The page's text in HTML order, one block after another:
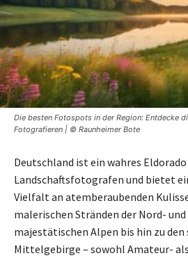
Die besten Fotospots in der Region: Entdecke
Fotografieren | © Raunheimer Bote
Deutschland ist ein wahres
Landschaftsfotografen und bietet
Vielfalt an atemberaubenden
malerischen Stränden der Nord- und
majestätischen Alpen bis hin zu
Mittelgebirge – sowohl Amateur-